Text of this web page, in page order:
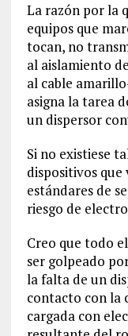
La razón por la
equipos que
tocan, no
al aislamiento
al cable
asigna la tarea
un dispersor
Si no existiese
dispositivos
estándares de
riesgo de
Creo que todo
ser golpeado
la falta de un
contacto con la
cargada con